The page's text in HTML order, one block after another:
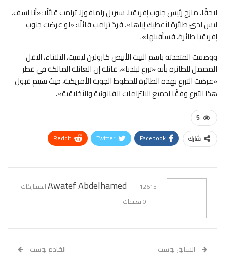
لاحقًا، مازح رئيس جنوب إفريقيا، سيريل رامافوزا، ترامب قائلًا: «أنا آسف،
ليس لديّ طائرة لأعطيك إياها»، فردّ ترامب قائلًا: «لو عرضت جنوب
إفريقيا طائرة، فسأقبلها».
ووصفت المتحدثة باسم البيت الأبيض كارولين ليفيت، الثلاثاء، النقل
المحتمل للطائرة بأنه «تبرع لبلدنا»، قائلة إن العائلة المالكة في قطر
«عرضت التبرع بهذه الطائرة للخطوط الجوية الأمريكية، حيث سيتم قبول
هذا التبرع وفقًا لجميع الالتزامات القانونية والأخلاقية».
5
شارك Facebook
Twitter
ReddIt
Awatef Abdelhamed
12615 المشاركات
0 تعليقات
السابق بوست القادم بوست